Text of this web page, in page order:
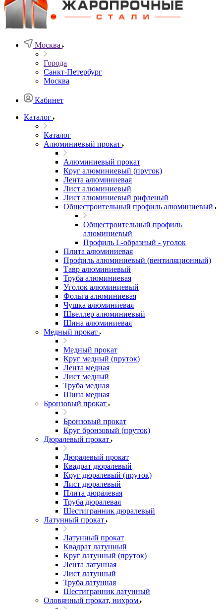
Москва
Города
Санкт-Петербург
Москва
Кабинет
Каталог
Каталог
Алюминиевый прокат
Алюминиевый прокат
Круг алюминиевый (пруток)
Лента алюминиевая
Лист алюминиевый
Лист алюминиевый рифленый
Общестроительный профиль алюминиевый
Общестроительный профиль
алюминиевый
Профиль L-образный - уголок
Плита алюминиевая
Профиль алюминиевый (вентиляционный)
Тавр алюминиевый
Труба алюминиевая
Уголок алюминиевый
Фольга алюминиевая
Чушка алюминиевая
Швеллер алюминиевый
Шина алюминиевая
Медный прокат
Медный прокат
Круг медный (пруток)
Лента медная
Лист медный
Труба медная
Шина медная
Бронзовый прокат
Бронзовый прокат
Круг бронзовый (пруток)
Дюралевый прокат
Дюралевый прокат
Квадрат дюралевый
Круг дюралевый (пруток)
Лист дюралевый
Плита дюралевая
Труба дюралевая
Шестигранник дюралевый
Латунный прокат
Латунный прокат
Квадрат латунный
Круг латунный (пруток)
Лента латунная
Лист латунный
Труба латунная
Шестигранник латунный
Оловянный прокат, нихром